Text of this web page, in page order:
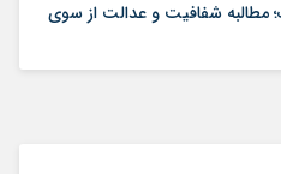
مطالبه شفافیت و عدالت از سوی